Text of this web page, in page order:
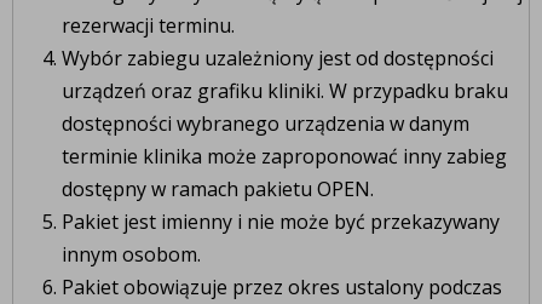
rezerwacji terminu.
Wybór zabiegu uzależniony jest od dostępności
urządzeń oraz grafiku kliniki. W przypadku braku
dostępności wybranego urządzenia w danym
terminie klinika może zaproponować inny zabieg
dostępny w ramach pakietu OPEN.
Pakiet jest imienny i nie może być przekazywany
innym osobom.
Pakiet obowiązuje przez okres ustalony podczas